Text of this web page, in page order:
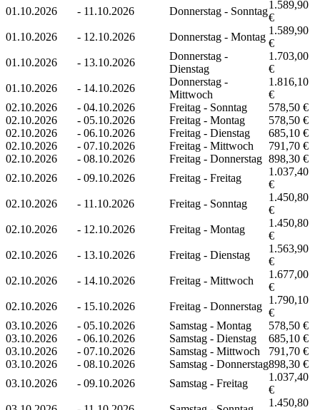
01.10.2026
- 11.10.2026 Donnerstag - Sonntag
1.589,90
€
01.10.2026
- 12.10.2026 Donnerstag - Montag
1.589,90
€
01.10.2026
- 13.10.2026
Donnerstag -
Dienstag
1.703,00
€
01.10.2026
- 14.10.2026
Donnerstag -
Mittwoch
1.816,10
€
02.10.2026
- 04.10.2026 Freitag - Sonntag
578,50 €
02.10.2026
- 05.10.2026 Freitag - Montag
578,50 €
02.10.2026
- 06.10.2026 Freitag - Dienstag
685,10 €
02.10.2026
- 07.10.2026 Freitag - Mittwoch
791,70 €
02.10.2026
- 08.10.2026 Freitag - Donnerstag 898,30 €
02.10.2026
- 09.10.2026 Freitag - Freitag
1.037,40
€
02.10.2026
- 11.10.2026 Freitag - Sonntag
1.450,80
€
02.10.2026
- 12.10.2026 Freitag - Montag
1.450,80
€
02.10.2026
- 13.10.2026 Freitag - Dienstag
1.563,90
€
02.10.2026
- 14.10.2026 Freitag - Mittwoch
1.677,00
€
02.10.2026
- 15.10.2026 Freitag - Donnerstag
1.790,10
€
03.10.2026
- 05.10.2026 Samstag - Montag
578,50 €
03.10.2026
- 06.10.2026 Samstag - Dienstag
685,10 €
03.10.2026
- 07.10.2026 Samstag - Mittwoch
791,70 €
03.10.2026
- 08.10.2026 Samstag - Donnerstag898,30 €
03.10.2026
- 09.10.2026 Samstag - Freitag
1.037,40
€
1.450,80